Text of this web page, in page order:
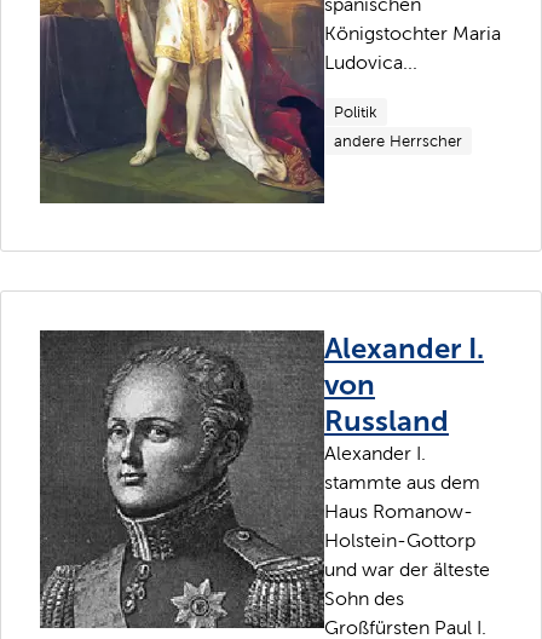
spanischen
Königstochter Maria
Ludovica...
Politik
andere Herrscher
Alexander I.
von
Russland
Alexander I.
stammte aus dem
Haus Romanow-
Holstein-Gottorp
und war der älteste
Sohn des
Großfürsten Paul I.